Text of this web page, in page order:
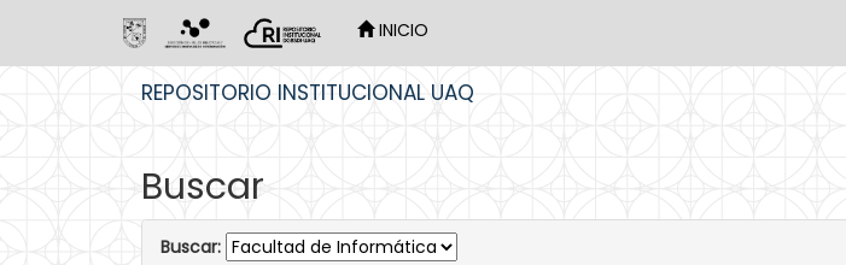
INICIO
REPOSITORIO INSTITUCIONAL UAQ
Buscar
Buscar: